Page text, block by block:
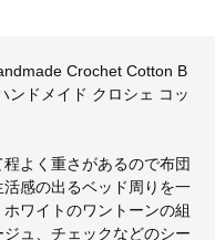
Crochet Cotton B
ドメイド クロシェ コッ
よく重さがあるので布団
感の出るベッド周りを一
ワイトのワントーンの組
ュ、チェックなどのシー